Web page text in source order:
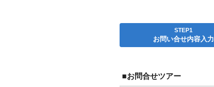
STEP1
お問い合せ内容入力
■お問合せツアー